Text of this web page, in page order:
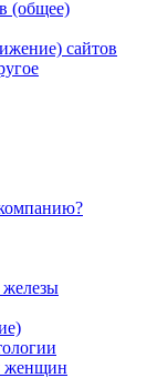
(общее)
сайтов
женщин